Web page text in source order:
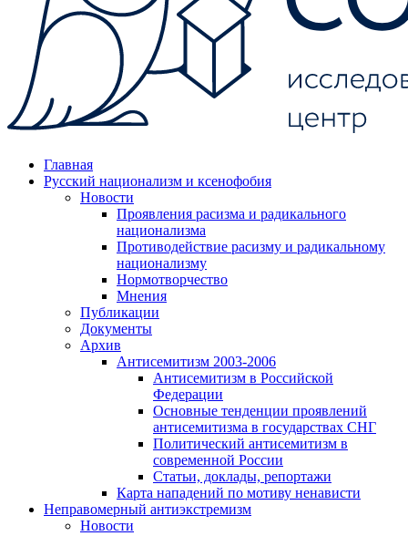
Главная
Русский национализм и ксенофобия
Новости
Проявления расизма и радикального
национализма
Противодействие расизму и радикальному
национализму
Нормотворчество
Мнения
Публикации
Документы
Архив
Антисемитизм 2003-2006
Антисемитизм в Российской
Федерации
Основные тенденции проявлений
антисемитизма в государствах СНГ
Политический антисемитизм в
современной России
Статьи, доклады, репортажи
Карта нападений по мотиву ненависти
Неправомерный антиэкстремизм
Новости